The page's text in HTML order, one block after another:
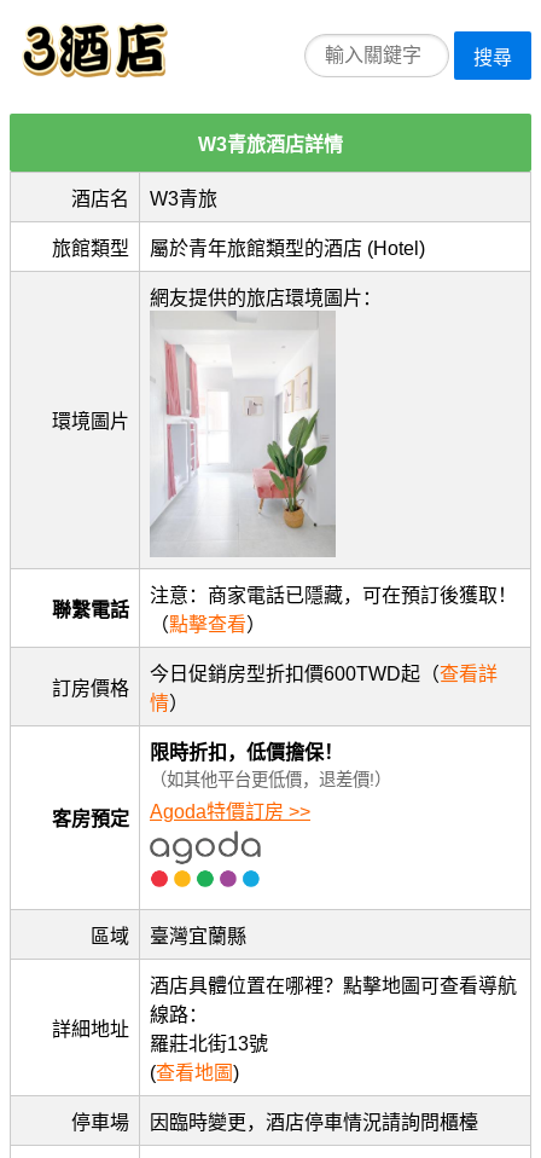
搜尋
W3青旅酒店詳情
酒店名 W3青旅
旅館類型 屬於青年旅館類型的酒店 (Hotel)
環境圖片
網友提供的旅店環境圖片：
聯繫電話
注意：商家電話已隱藏，可在預訂後獲取！
（點擊查看）
訂房價格
今日促銷房型折扣價600TWD起（查看詳
情）
客房預定
限時折扣，低價擔保！
（如其他平台更低價，退差價!）
Agoda特價訂房 >>
區域 臺灣宜蘭縣
詳細地址
酒店具體位置在哪裡？點擊地圖可查看導航
線路：
羅莊北街13號
(查看地圖)
停車場 因臨時變更，酒店停車情況請詢問櫃檯